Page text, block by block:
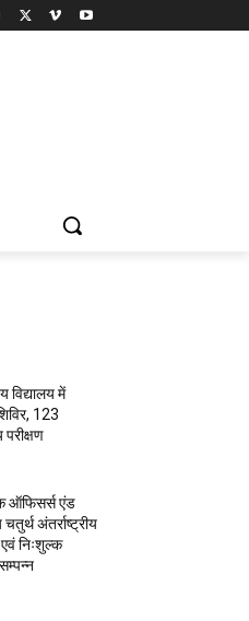
विद्यालय में
123
परीक्षण
ऑफिसर्स एंड
अंतर्राष्ट्रीय
निःशुल्क